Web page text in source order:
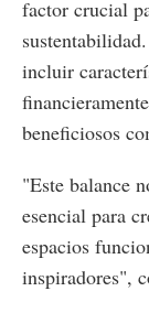
factor crucial
incluir
beneficiosos
"Este balance
esencial para
espacios
inspiradores",